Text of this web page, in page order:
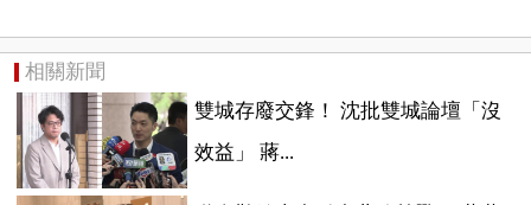
相關新聞
雙城存廢交鋒！ 沈批雙城論壇「沒
效益」 蔣...